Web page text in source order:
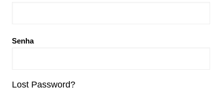
Senha
Lost Password?